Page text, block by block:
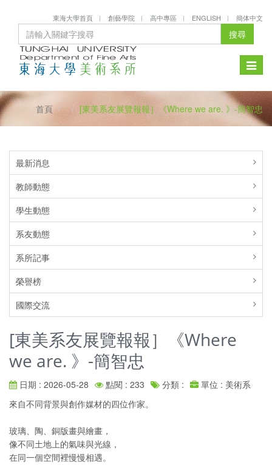
東海大學首頁 創藝學院 高中專區 ENGLISH 簡体中文
搜尋
Toggle
首頁 [東美系友展覽報報］《Where we are. 》-簡智忠
最新消息
教師動態
學生動態
系友動態
系所記事
榮譽榜
國際交流
[東美系友展覽報報］《Where
we are. 》-簡智忠
日期 : 2026-05-28 點閱 : 233 分類 :
單位 : 美術系
來自不同背景與創作媒材的四位作家。
玻璃、陶、銅版畫與繪畫，
像不同土地上的氣味與光線，
在同一個空間裡慢慢相遇。